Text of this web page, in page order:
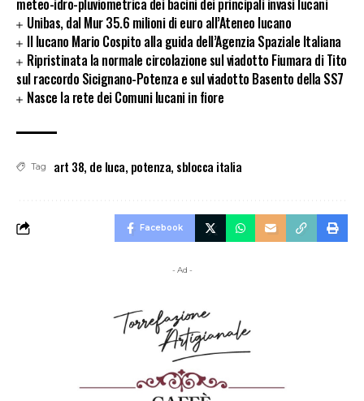
meteo-idro-pluviometrica dei bacini dei principali invasi lucani
Unibas, dal Mur 35.6 milioni di euro all’Ateneo lucano
Il lucano Mario Cospito alla guida dell’Agenzia Spaziale Italiana
Ripristinata la normale circolazione sul viadotto Fiumara di Tito
sul raccordo Sicignano-Potenza e sul viadotto Basento della SS7
Nasce la rete dei Comuni lucani in fiore
Tag art 38, de luca, potenza, sblocca italia
Facebook
- Ad -